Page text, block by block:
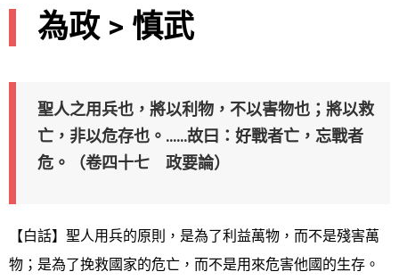
為政 > 慎武
聖人之用兵也，將以利物，不以害物也；將以救
亡，非以危存也。……故曰：好戰者亡，忘戰者
危。（卷四十七 政要論）
【白話】聖人用兵的原則，是為了利益萬物，而不是殘害萬
物；是為了挽救國家的危亡，而不是用來危害他國的生存。